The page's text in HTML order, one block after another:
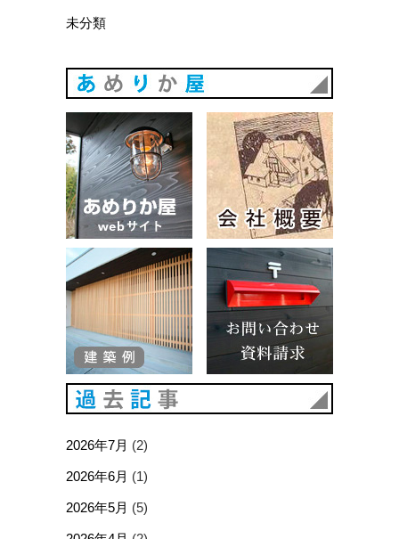
未分類
あめりか屋WEBサイト
2026年7月 (2)
2026年6月 (1)
2026年5月 (5)